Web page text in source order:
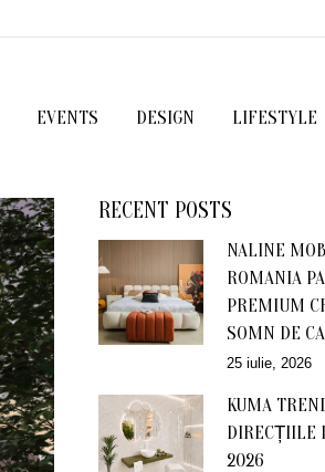
EVENTS DESIGN LIFESTYLE
RECENT POSTS
NALINE
ROMANIA
PREMIUM
SOMN DE
25 iulie, 2026
KUMA
DIRECȚIILE
2026